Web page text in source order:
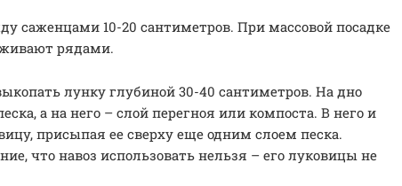
саженцами 10-20 сантиметров. При массовой посадке
рядами.
лунку глубиной 30-40 сантиметров. На дно
а на него – слой перегноя или компоста. В него и
присыпая ее сверху еще одним слоем песка.
что навоз использовать нельзя – его луковицы не